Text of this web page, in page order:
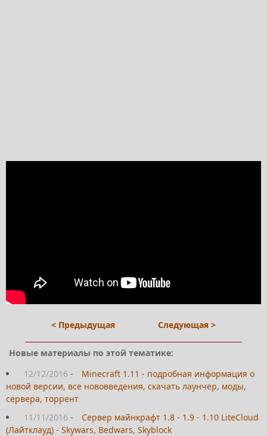
< Предыдущая Следующая >
Новые материалы по этой тематике:
12/12/2016 -
Minecraft 1.11 - подробная информация о
новой версии, все нововведения, скачать лаунчер, моды,
сервера, торрент
11/11/2016 -
Сервер майнкрафт 1.8 - 1.9 - 1.10 LiteCloud
(Лайтклауд) - Skywars, Bedwars, Skyblock